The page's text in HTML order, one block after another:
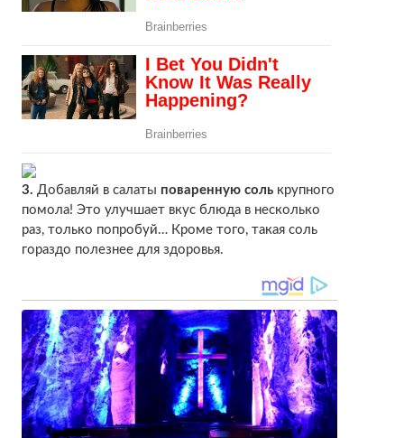
3. Добавляй в салаты поваренную солькрупного
помола! Это улучшает вкус блюда в несколько
раз, только попробуй… Кроме того, такая соль
гораздо полезнее для здоровья.